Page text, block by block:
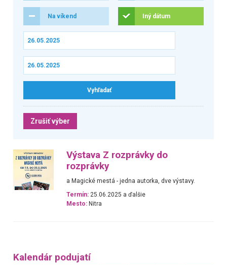
Na víkend Iný dátum
Zrušiť výber
Výstava Z rozprávky do
rozprávky
a Magické mestá - jedna autorka, dve výstavy.
Termín: 25.06.2025 a ďalšie
Mesto: Nitra
Kalendár podujatí